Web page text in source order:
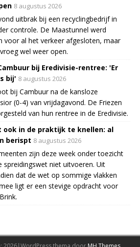
8 augustus 2026
uitbrak bij een recyclingbedrijf in
controle. De Maastunnel werd
voor al het verkeer afgesloten, maar
wel weer open.
bij Eredivisie-rentree: 'Er
bij' 8 augustus 2026
bij Cambuur na de kansloze
(0-4) van vrijdagavond. De Friezen
van hun rentree in de Eredivisie.
ook in de praktijk te knellen: al
berispt 8 augustus 2026
zijn deze week onder toezicht
spreidingswet niet uitvoeren. Uit
dat de wet op sommige vlakken
ligt er een stevige opdracht voor